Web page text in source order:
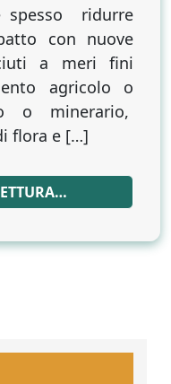
spesso ridurre
con nuove
a meri fini
agricolo o
o minerario,
flora e […]